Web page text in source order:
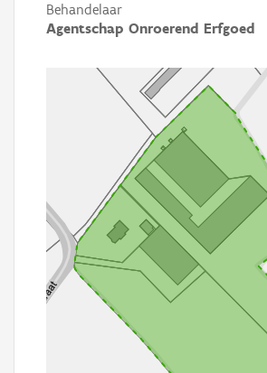
Behandelaar
Agentschap Onroerend Erfgoed